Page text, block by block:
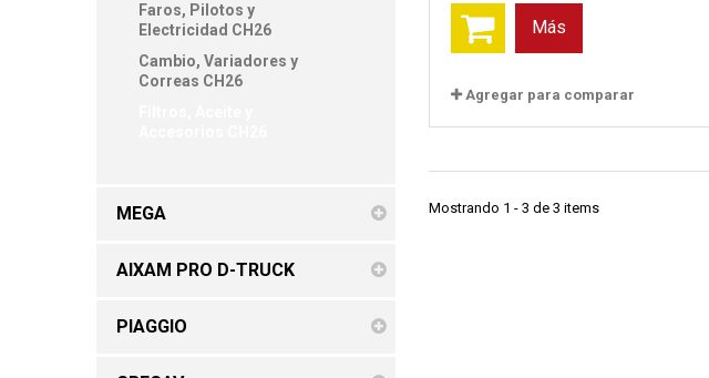
Faros, Pilotos y
Electricidad CH26
Cambio, Variadores y
Correas CH26
MEGA
AIXAM PRO D-TRUCK
PIAGGIO
Más
Agregar para comparar
Mostrando 1 - 3 de 3 items